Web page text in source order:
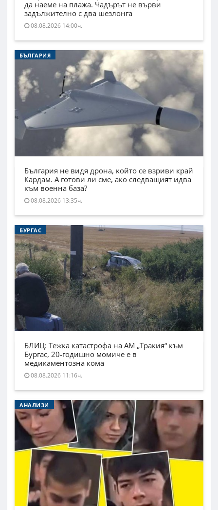
да наеме на плажа. Чадърът не върви
задължително с два шезлонга
08.08.2026 14:00ч.
БЪЛГАРИЯ
България не видя дрона, който се взриви край
Кардам. А готови ли сме, ако следващият идва
към военна база?
08.08.2026 13:35ч.
БУРГАС
БЛИЦ: Тежка катастрофа на АМ „Тракия“ към
Бургас, 20-годишно момиче е в
медикаментозна кома
08.08.2026 11:16ч.
АНАЛИЗИ